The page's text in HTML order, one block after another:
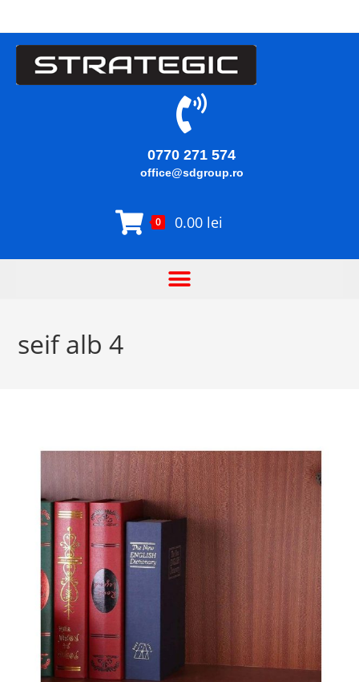
0770 271 574
office@sdgroup.ro
0 0.00 lei
seif alb 4